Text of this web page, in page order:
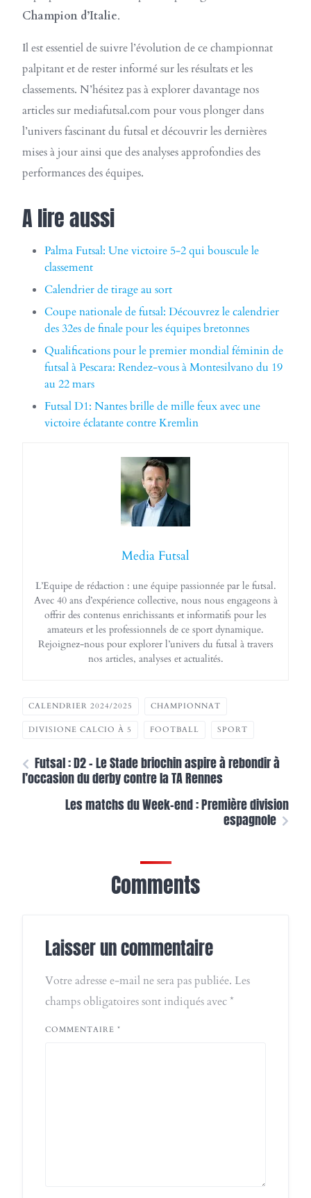
Champion d’Italie.
Il est essentiel de suivre l’évolution de ce championnat
palpitant et de rester informé sur les résultats et les
classements. N’hésitez pas à explorer davantage nos
articles sur mediafutsal.com pour vous plonger dans
l’univers fascinant du futsal et découvrir les dernières
mises à jour ainsi que des analyses approfondies des
performances des équipes.
A lire aussi
Palma Futsal: Une victoire 5-2 qui bouscule le
classement
Calendrier de tirage au sort
Coupe nationale de futsal: Découvrez le calendrier
des 32es de finale pour les équipes bretonnes
Qualifications pour le premier mondial féminin de
futsal à Pescara: Rendez-vous à Montesilvano du 19
au 22 mars
Futsal D1: Nantes brille de mille feux avec une
victoire éclatante contre Kremlin
Media Futsal
L’Equipe de rédaction : une équipe passionnée par le futsal.
Avec 40 ans d’expérience collective, nous nous engageons à
offrir des contenus enrichissants et informatifs pour les
amateurs et les professionnels de ce sport dynamique.
Rejoignez-nous pour explorer l’univers du futsal à travers
nos articles, analyses et actualités.
CALENDRIER 2024/2025 CHAMPIONNAT
DIVISIONE CALCIO À 5 FOOTBALL SPORT
Futsal : D2 – Le Stade briochin aspire à rebondir à
l’occasion du derby contre la TA Rennes
Les matchs du Week-end : Première division
espagnole
Comments
Laisser un commentaire
Votre adresse e-mail ne sera pas publiée. Les
champs obligatoires sont indiqués avec*
COMMENTAIRE *